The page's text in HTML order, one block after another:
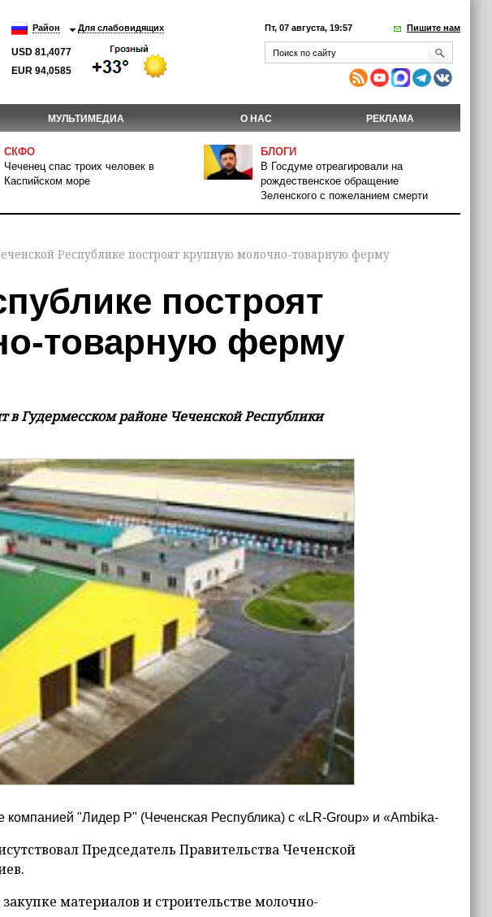
Район Для слабовидящих
USD 81,4077
EUR 94,0585
Пт, 07 августа, 19:57 Пишите нам
МУЛЬТИМЕДИА О НАС РЕКЛАМА
СКФО
Чеченец спас троих человек в
Каспийском море
БЛОГИ
В Госдуме отреагировали на
рождественское обращение
Зеленского с пожеланием смерти
Республике построят крупную молочно-товарную ферму
построят
товарную ферму
в Гудермесском районе Чеченской Республики
компанией "Лидер Р" (Чеченская Республика) с «LR-Group» и «Ambika-
Председатель Правительства Чеченской
материалов и строительстве молочно-